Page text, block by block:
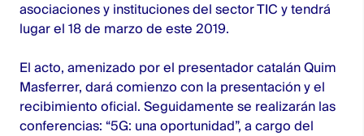
asociaciones y instituciones del sector TIC y tendrá
lugar el 18 de marzo de este 2019.
El acto, amenizado por el presentador catalán Quim
Masferrer, dará comienzo con la presentación y el
recibimiento oficial. Seguidamente se realizarán las
conferencias: “5G: una oportunidad”, a cargo del